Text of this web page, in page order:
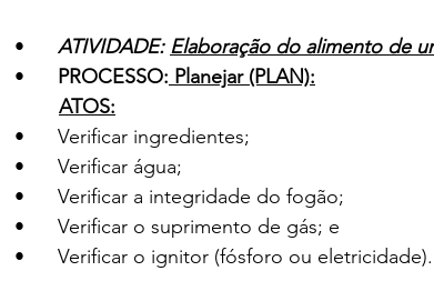
• ATIVIDADE: Elaboração do alimento de
• PROCESSO: Planejar (PLAN):
ATOS:
•      Verificar ingredientes;
•      Verificar água;
•      Verificar a integridade do fogão;
•      Verificar o suprimento de gás; e
•      Verificar o ignitor (fósforo ou eletricidade).